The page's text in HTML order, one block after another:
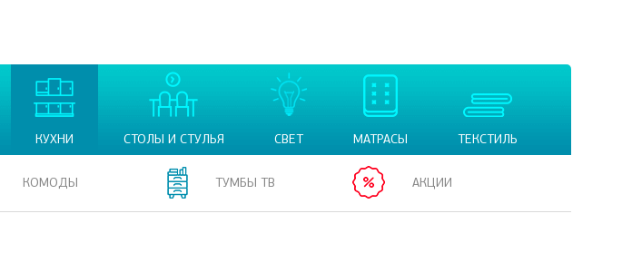
КУХНИ СТОЛЫ И СТУЛЬЯ СВЕТ МАТРАСЫ ТЕКСТИЛЬ
КОМОДЫ ТУМБЫ ТВ АКЦИИ